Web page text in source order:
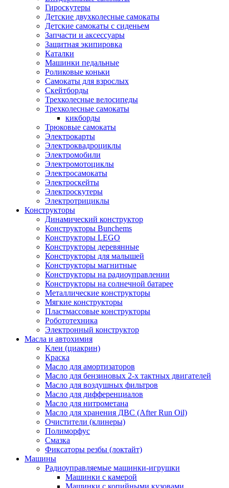
Гироскутеры
Детские двухколесные самокаты
Детские самокаты с сиденьем
Запчасти и аксессуары
Защитная экипировка
Каталки
Машинки педальные
Роликовые коньки
Самокаты для взрослых
Скейтборды
Трехколесные велосипеды
Трехколесные самокаты
кикборды
Трюковые самокаты
Электрокарты
Электроквадроциклы
Электромобили
Электромотоциклы
Электросамокаты
Электроскейты
Электроскутеры
Электротрициклы
Конструкторы
Динамический конструктор
Конструкторы Bunchems
Конструкторы LEGO
Конструкторы деревянные
Конструкторы для малышей
Конструкторы магнитные
Конструкторы на радиоуправлении
Конструкторы на солнечной батарее
Металлические конструкторы
Мягкие конструкторы
Пластмассовые конструкторы
Робототехника
Электронный конструктор
Масла и автохимия
Клеи (циакрин)
Краска
Масло для амортизаторов
Масло для бензиновых 2-х тактных двигателей
Масло для воздушных фильтров
Масло для дифференциалов
Масло для нитрометана
Масло для хранения ДВС (After Run Oil)
Очистители (клинеры)
Полиморфус
Смазка
Фиксаторы резбы (локтайт)
Машины
Радиоуправляемые машинки-игрушки
Машинки с камерой
Машинки с копийными кузовами